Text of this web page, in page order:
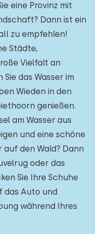
eine Provinz mit
Dann ist ein
zu empfehlen!
Städte,
Vielfalt an
das Wasser im
Wieden in den
genießen.
am Wasser aus
und eine schöne
den Wald? Dann
oder das
Sie Ihre Schuhe
das Auto und
während Ihres